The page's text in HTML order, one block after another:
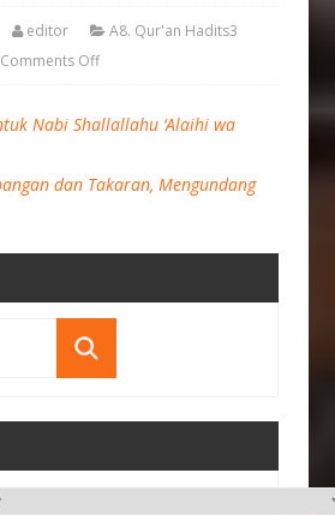
editor
A8. Qur'an Hadits3
Comments Off
Nabi Shallallahu ‘Alaihi wa
dan Takaran, Mengundang